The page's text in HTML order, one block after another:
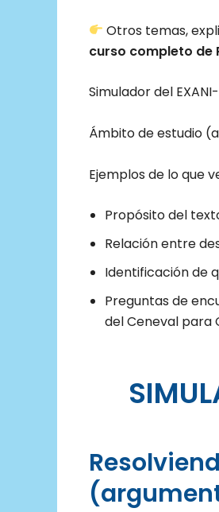
Otros temas,
curso completo de
Simulador del
Ámbito de estudio
Ejemplos de lo que
Propósito del
Relación entre
Identificación de
Preguntas de
del Ceneval para